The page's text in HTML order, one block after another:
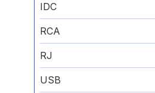
IDC
RCA
RJ
USB